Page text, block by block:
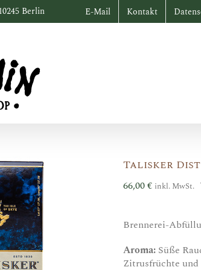
Berlin E-Mail Kontakt
Talisker
66,00€ inkl. MwSt.
Brennerei-
Aroma: Süße
Zitrusfrüchte